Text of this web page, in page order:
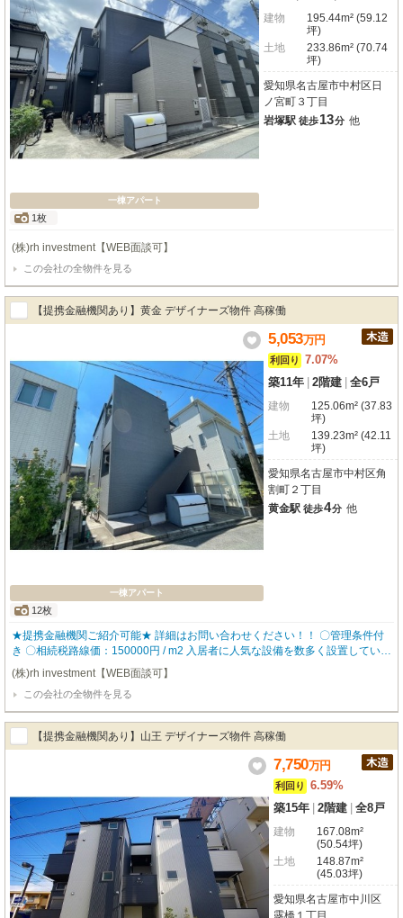
一棟アパート
1枚
建物
195.44m² (59.12
坪)
土地
233.86m² (70.74
坪)
愛知県名古屋市中村区日
ノ宮町３丁目
岩塚駅 徒歩13分 他
(株)rh investment【WEB面談可】
この会社の全物件を見る
【提携金融機関あり】黄金 デザイナーズ物件 高稼働
一棟アパート
12枚
5,053万円
利回り
7.07%
築11年 2階建 全6戸
建物
125.06m² (37.83
坪)
土地
139.23m² (42.11
坪)
愛知県名古屋市中村区角
割町２丁目
黄金駅 徒歩4分 他
★提携金融機関ご紹介可能★ 詳細はお問い合わせください！！ 〇管理条件付
き 〇相続税路線価：150000円 / m2 入居者に人気な設備を数多く設置している
ので、入居率も高く どなたにも気に入って頂ける物件となっております。 ▼
物件仕様▼ ・ロフト ・バストイレ別 ・追い炊き機能 ・独立洗面台 ・TVモニ
タ付きインターホン 【robothomeグループ】 ・東証上場企業グループ会社 ・
仕入、設計、施工、販売、管理、ワンストップ ・金融機関のご相談も承りま
す。
(株)rh investment【WEB面談可】
この会社の全物件を見る
【提携金融機関あり】山王 デザイナーズ物件 高稼働
7,750万円
利回り
6.59%
築15年 2階建 全8戸
建物
167.08m²
(50.54坪)
土地
148.87m²
(45.03坪)
愛知県名古屋市中川区
露橋１丁目